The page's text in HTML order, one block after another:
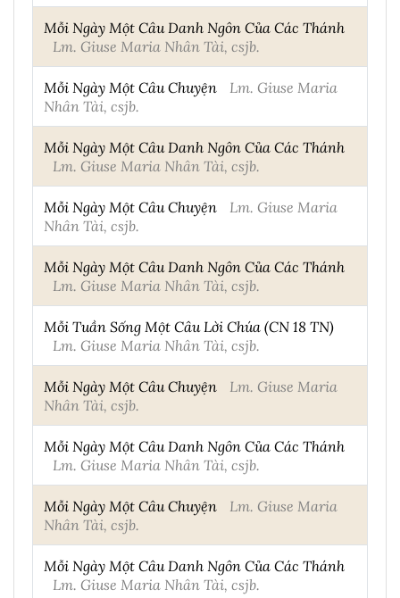
Mỗi Ngày Một Câu Danh Ngôn Của Các Thánh
Lm. Giuse Maria Nhân Tài, csjb.
Mỗi Ngày Một Câu Chuyện
Lm. Giuse Maria
Nhân Tài, csjb.
Mỗi Ngày Một Câu Danh Ngôn Của Các Thánh
Lm. Giuse Maria Nhân Tài, csjb.
Mỗi Ngày Một Câu Chuyện
Lm. Giuse Maria
Nhân Tài, csjb.
Mỗi Ngày Một Câu Danh Ngôn Của Các Thánh
Lm. Giuse Maria Nhân Tài, csjb.
Mỗi Tuần Sống Một Câu Lời Chúa (CN 18 TN)
Lm. Giuse Maria Nhân Tài, csjb.
Mỗi Ngày Một Câu Chuyện
Lm. Giuse Maria
Nhân Tài, csjb.
Mỗi Ngày Một Câu Danh Ngôn Của Các Thánh
Lm. Giuse Maria Nhân Tài, csjb.
Mỗi Ngày Một Câu Chuyện
Lm. Giuse Maria
Nhân Tài, csjb.
Mỗi Ngày Một Câu Danh Ngôn Của Các Thánh
Lm. Giuse Maria Nhân Tài, csjb.